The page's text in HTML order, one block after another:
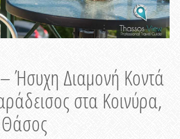
Ήσυχη Διαμονή Κοντά
στα Κοινύρα,
Θάσος